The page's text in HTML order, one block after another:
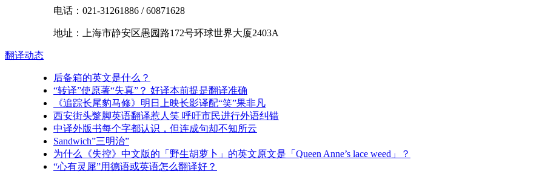
电话： 021-31261886 /60871628
地址： 上海市静安区愚园路172号环球世界大厦2403A
翻译动态
后备箱的英文是什么？
“转译”使原著“失真”？ 好译本前提是翻译准确
《追踪长尾豹马修》明日上映长影译配“笑”果非凡
西安街头蹩脚英语翻译惹人笑 呼吁市民进行外语纠错
中译外版书每个字都认识，但连成句却不知所云
Sandwich”三明治”
为什么《失控》中文版的「野生胡萝卜」的英文原文是「Queen Anne’s lace weed」？
“心有灵犀”用德语或英语怎么翻译好？